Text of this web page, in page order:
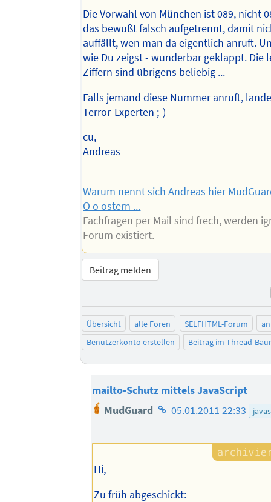
Die Vorwahl von München ist 089, nicht
das bewußt falsch aufgetrennt, damit
auffällt, wen man da eigentlich anruft.
wie Du zeigst - wunderbar geklappt. Die
Ziffern sind übrigens beliebig ...
Falls jemand diese Nummer anruft,
Terror-Experten ;-)
cu,
Andreas
--
Warum nennt sich Andreas hier
O o ostern ...
Fachfragen per Mail sind frech, werden
Forum existiert.
Beitrag melden
Übersicht alle Foren SELFHTML-Forum
Benutzerkonto erstellen
Beitrag im Thread-
mailto-Schutz mittels JavaScript
MudGuard Homepage
Autors
05.01.2011 22:33
Hi,
Zu früh abgeschickt: